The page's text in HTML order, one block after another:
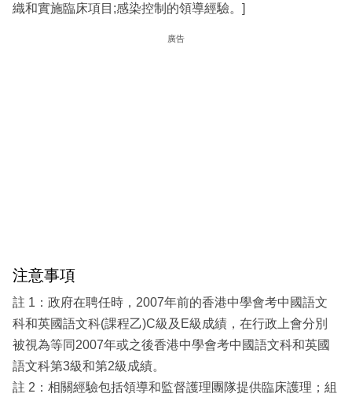
織和實施臨床項目;感染控制的領導經驗。]
廣告
注意事項
註 1：政府在聘任時，2007年前的香港中學會考中國語文
科和英國語文科(課程乙)C級及E級成績，在行政上會分別
被視為等同2007年或之後香港中學會考中國語文科和英國
語文科第3級和第2級成績。
註 2：相關經驗包括領導和監督護理團隊提供臨床護理；組